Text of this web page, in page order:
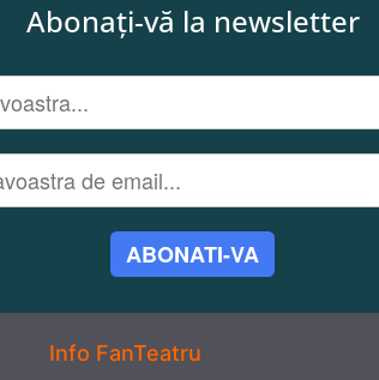
Abonați-vă la newsletter
ABONATI-VA
Info FanTeatru